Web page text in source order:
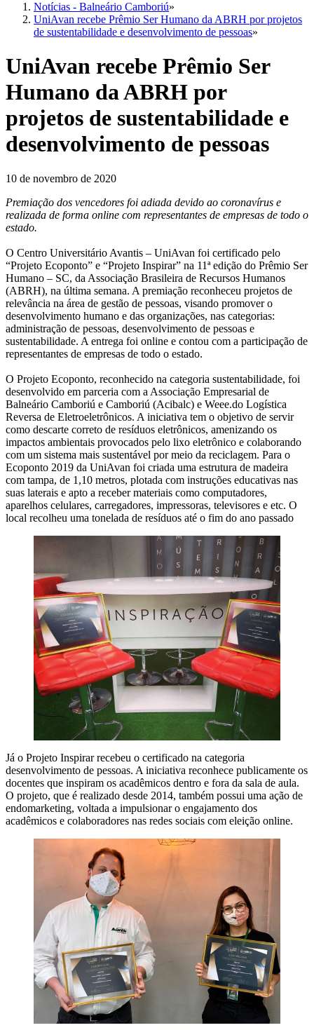
Notícias - Balneário Camboriú»
UniAvan recebe Prêmio Ser Humano da ABRH por projetos
de sustentabilidade e desenvolvimento de pessoas»
UniAvan recebe Prêmio Ser
Humano da ABRH por
projetos de sustentabilidade e
desenvolvimento de pessoas
10 de novembro de 2020
Premiação dos vencedores foi adiada devido ao coronavírus e
realizada de forma online com representantes de empresas de todo o
estado.
O Centro Universitário Avantis – UniAvan foi certificado pelo
“Projeto Ecoponto” e “Projeto Inspirar” na 11ª edição do Prêmio Ser
Humano – SC, da Associação Brasileira de Recursos Humanos
(ABRH), na última semana. A premiação reconheceu projetos de
relevância na área de gestão de pessoas, visando promover o
desenvolvimento humano e das organizações, nas categorias:
administração de pessoas, desenvolvimento de pessoas e
sustentabilidade. A entrega foi online e contou com a participação de
representantes de empresas de todo o estado.
O Projeto Ecoponto, reconhecido na categoria sustentabilidade, foi
desenvolvido em parceria com a Associação Empresarial de
Balneário Camboriú e Camboriú (Acibalc) e Weee.do Logística
Reversa de Eletroeletrônicos. A iniciativa tem o objetivo de servir
como descarte correto de resíduos eletrônicos, amenizando os
impactos ambientais provocados pelo lixo eletrônico e colaborando
com um sistema mais sustentável por meio da reciclagem. Para o
Ecoponto 2019 da UniAvan foi criada uma estrutura de madeira
com tampa, de 1,10 metros, plotada com instruções educativas nas
suas laterais e apto a receber materiais como computadores,
aparelhos celulares, carregadores, impressoras, televisores e etc. O
local recolheu uma tonelada de resíduos até o fim do ano passado
Já o Projeto Inspirar recebeu o certificado na categoria
desenvolvimento de pessoas. A iniciativa reconhece publicamente os
docentes que inspiram os acadêmicos dentro e fora da sala de aula.
O projeto, que é realizado desde 2014, também possui uma ação de
endomarketing, voltada a impulsionar o engajamento dos
acadêmicos e colaboradores nas redes sociais com eleição online.